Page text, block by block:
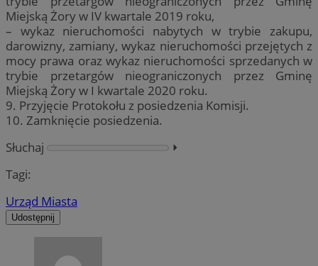
Miejską Żory w IV kwartale 2019 roku,
– wykaz nieruchomości nabytych w trybie zakupu,
darowizny, zamiany, wykaz nieruchomości przejętych z
mocy prawa oraz wykaz nieruchomości sprzedanych w
trybie przetargów nieograniczonych przez Gminę
Miejską Żory w I kwartale 2020 roku.
9. Przyjęcie Protokołu z posiedzenia Komisji.
10. Zamknięcie posiedzenia.
Słuchaj
⏵︎
Tagi:
Urząd Miasta
Udostępnij